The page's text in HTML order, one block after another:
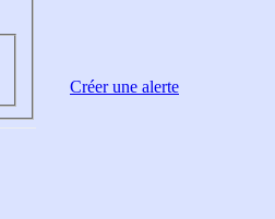
Créer une alerte